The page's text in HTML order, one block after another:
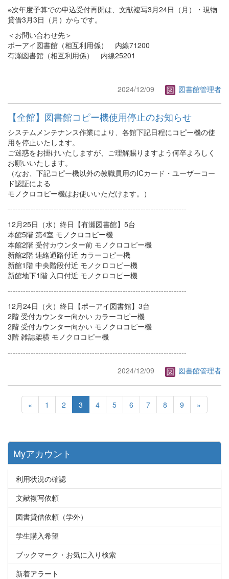
※次年度予算での申込受付再開は、文献複写3月24日（月）・現物
貸借3月3日（月）からです。
＜お問い合わせ先＞
ポーアイ図書館（相互利用係） 内線71200
有瀬図書館（相互利用係） 内線25201
2024/12/09 図書館管理者
【全館】図書館コピー機使用停止のお知らせ
システムメンテナンス作業により、各館下記日程にコピー機の使
用を停止いたします。
ご迷惑をお掛けいたしますが、ご理解賜りますよう何卒よろしく
お願いいたします。
（なお、下記コピー機以外の教職員用のICカード・ユーザーコー
ド認証による
モノクロコピー機はお使いいただけます。）
----------------------------------------------------------------------
12月25日（水）終日【有瀬図書館】5台
本館5階 第4室 モノクロコピー機
本館2階 受付カウンター前 モノクロコピー機
新館2階 連絡通路付近 カラーコピー機
新館1階 中央階段付近 モノクロコピー機
新館地下1階 入口付近 モノクロコピー機
----------------------------------------------------------------------
12月24日（火）終日【ポーアイ図書館】3台
2階 受付カウンター向かい カラーコピー機
2階 受付カウンター向かい モノクロコピー機
3階 雑誌架横 モノクロコピー機
----------------------------------------------------------------------
2024/12/09
図書館管理者
« 1 2 3 4 5 6 7 8 9 »
Myアカウント
利用状況の確認
文献複写依頼
図書貸借依頼（学外）
学生購入希望
ブックマーク・お気に入り検索
新着アラート